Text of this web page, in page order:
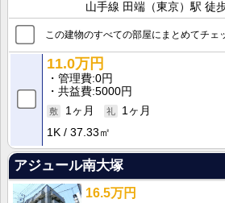
山手線 田端（東京）駅 徒
この建物のすべての部屋にまとめてチェ
11.0万円
管理費 0円
共益費 5000円
1ヶ月
1ヶ月
1K
37.33㎡
アジュール南大塚
16.5万円